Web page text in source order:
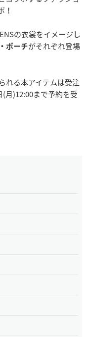
！
の衣裳をイメージし
ポーチがそれぞれ登場
れる本アイテムは受注
月)12:00まで予約を受